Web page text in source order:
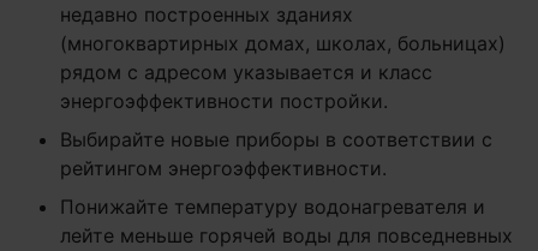
недавно построенных зданиях
(многоквартирных домах, школах, больницах)
рядом с адресом указывается и класс
энергоэффективности постройки.
Выбирайте новые приборы в соответствии с
рейтингом энергоэффективности.
Понижайте температуру водонагревателя и
лейте меньше горячей воды для повседневных